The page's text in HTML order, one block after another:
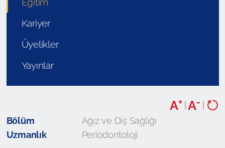
Kariyer
Üyelikler
Yayınlar
A+ A-
Bölüm
Ağız ve Diş Sağlığı
Uzmanlık
Periodontoloji